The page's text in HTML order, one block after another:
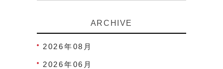
ARCHIVE
2026年08月
2026年06月